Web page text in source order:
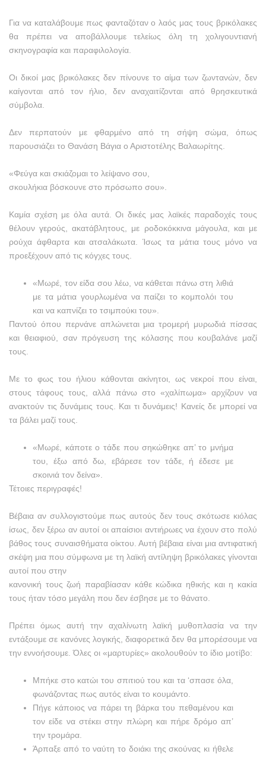
Για να καταλάβουμε πως φανταζόταν ο λαός μας τους βρικόλακες
θα πρέπει να αποβάλλουμε τελείως όλη τη χολιγουντιανή
σκηνογραφία και παραφιλολογία.
Οι δικοί μας βρικόλακες δεν πίνουνε το αίμα των ζωντανών, δεν
καίγονται από τον ήλιο, δεν αναχαιτίζονται από θρησκευτικά
σύμβολα.
Δεν περπατούν με φθαρμένο από τη σήψη σώμα, όπως
παρουσιάζει το Θανάση Βάγια ο Αριστοτέλης Βαλαωρίτης.
«Φεύγα και σκιάζομαι το λείψανο σου,
σκουλήκια βόσκουνε στο πρόσωπο σου».
Καμία σχέση με όλα αυτά. Οι δικές μας λαϊκές παραδοχές τους
θέλουν γερούς, ακατάβλητους, με ροδοκόκκινα μάγουλα, και με
ρούχα άφθαρτα και ατσαλάκωτα. Ίσως τα μάτια τους μόνο να
προεξέχουν από τις κόγχες τους.
«Μωρέ, τον είδα σου λέω, να κάθεται πάνω στη λιθιά
με τα μάτια γουρλωμένα να παίζει το κομπολόι του
και να καπνίζει το τσιμπούκι του».
Παντού όπου περνάνε απλώνεται μια τρομερή μυρωδιά πίσσας
και θειαφιού, σαν πρόγευση της κόλασης που κουβαλάνε μαζί
τους.
Με το φως του ήλιου κάθονται ακίνητοι, ως νεκροί που είναι,
στους τάφους τους, αλλά πάνω στο «χαλίπωμα» αρχίζουν να
ανακτούν τις δυνάμεις τους. Και τι δυνάμεις! Κανείς δε μπορεί να
τα βάλει μαζί τους.
«Μωρέ, κάποτε ο τάδε που σηκώθηκε απ’ το μνήμα
του, έξω από δω, εβάρεσε τον τάδε, ή έδεσε με
σκοινιά τον δείνα».
Τέτοιες περιγραφές!
Βέβαια αν συλλογιστούμε πως αυτούς δεν τους σκότωσε κιόλας
ίσως, δεν ξέρω αν αυτοί οι απαίσιοι αντιήρωες να έχουν στο πολύ
βάθος τους συναισθήματα οίκτου. Αυτή βέβαια είναι μια αντιφατική
σκέψη μια που σύμφωνα με τη λαϊκή αντίληψη βρικόλακες γίνονται
αυτοί που στην
κανονική τους ζωή παραβίασαν κάθε κώδικα ηθικής και η κακία
τους ήταν τόσο μεγάλη που δεν έσβησε με το θάνατο.
Πρέπει όμως αυτή την αχαλίνωτη λαϊκή μυθοπλασία να την
εντάξουμε σε κανόνες λογικής, διαφορετικά δεν θα μπορέσουμε να
την εννοήσουμε. Όλες οι «μαρτυρίες» ακολουθούν το ίδιο μοτίβο:
Μπήκε στο κατώι του σπιτιού του και τα ‘σπασε όλα,
φωνάζοντας πως αυτός είναι το κουμάντο.
Πήγε κάποιος να πάρει τη βάρκα του πεθαμένου και
τον είδε να στέκει στην πλώρη και πήρε δρόμο απ’
την τρομάρα.
Άρπαξε από το ναύτη το δοιάκι της σκούνας κι ήθελε